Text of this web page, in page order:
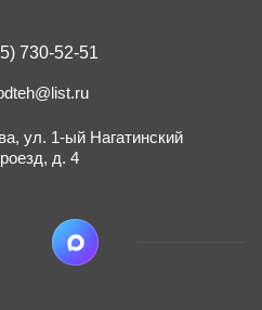
730-52-51
ул. 1-ый Нагатинский
д. 4